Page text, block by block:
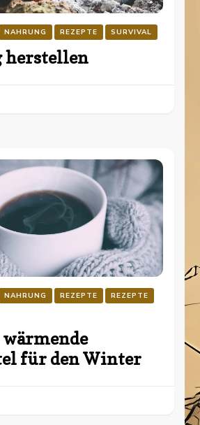
NAHRUNG REZEPTE SURVIVAL
herstellen
NAHRUNG REZEPTE
REZEPTE
für den Winter